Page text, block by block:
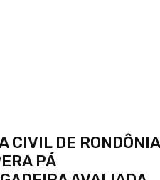
CIVIL DE RONDÔNIA
PÁ